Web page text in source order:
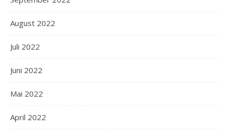
August 2022
Juli 2022
Juni 2022
Mai 2022
April 2022